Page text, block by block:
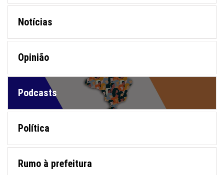
Notícias
Opinião
Podcasts
Política
Rumo à prefeitura